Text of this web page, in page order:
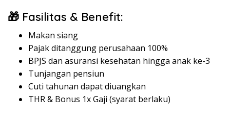
🎁 Fasilitas & Benefit:
Makan siang
Pajak ditanggung perusahaan 100%
BPJS dan asuransi kesehatan hingga anak ke-3
Tunjangan pensiun
Cuti tahunan dapat diuangkan
THR & Bonus 1x Gaji (syarat berlaku)